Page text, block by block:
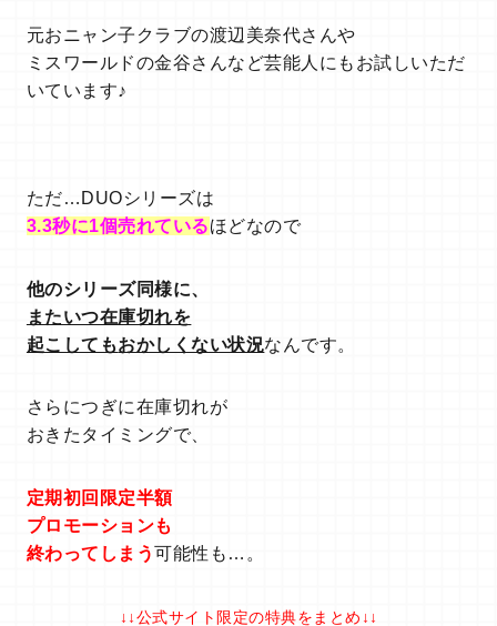
元おニャン子クラブの渡辺美奈代さんや
ミスワールドの金谷さんなど芸能人にもお試しいただ
いています♪
ただ…DUOシリーズは
3.3秒に1個売れているほどなので
他のシリーズ同様に、
またいつ在庫切れを
起こしてもおかしくない状況なんです。
さらにつぎに在庫切れが
おきたタイミングで、
定期初回限定半額
プロモーションも
終わってしまう可能性も…。
↓↓公式サイト限定の特典をまとめ↓↓